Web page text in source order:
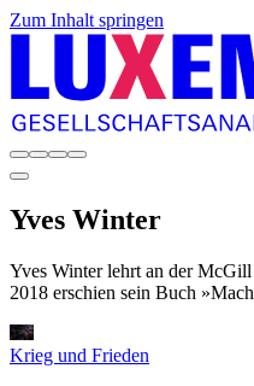
Zum Inhalt springen
Yves Winter
Yves Winter lehrt an der
2018 erschien sein Buch
Krieg und Frieden